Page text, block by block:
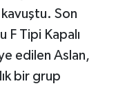
Son
F Tipi Kapalı
edilen Aslan,
bir grup